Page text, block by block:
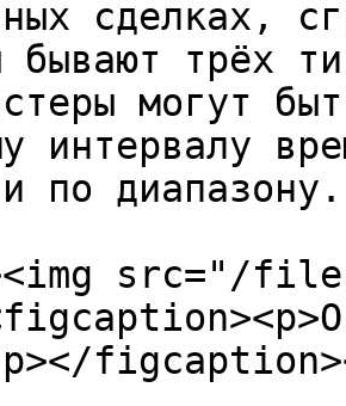
сделках,
бывают трёх
могут
интервалу
по диапазону.
src="/files/
p></